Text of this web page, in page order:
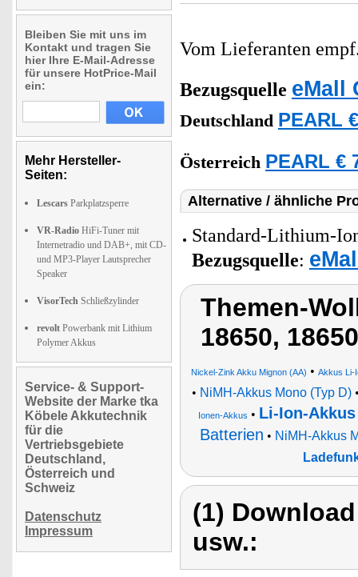
Bleiben Sie mit uns im
Kontakt und tragen Sie
hier Ihre E-Mail-Adresse
für unsere HotPrice-Mail
ein:
Mehr Hersteller-
Seiten:
Lescars Parkplatzsperre
VR-Radio HiFi-Tuner mit
Internetradio und DAB+, mit CD-
und MP3-Player Lautsprecher
Speaker
VisorTech Schließzylinder
revolt Powerbank mit Lithium
Polymer Akkus
Service- & Support-
Website der Marke tka
Köbele Akkutechnik
für die
Vertriebsgebiete
Deutschland,
Österreich und
Schweiz
Datenschutz
Impressum
Vom Lieferanten
Bezugsquelle eMall
Deutschland PEARL
Österreich PEARL €
Alternative / ähnliche
Standard-Lithium-
Bezugsquelle:
Themen-
18650,
Nickel-Zink Akku Mignon (AA) • Akkus Li-
• NiMH-Akkus Mono (Typ D)
Ionen-Akkus • Li-Ion-
Batterien • NiMH-Akkus
(1)
usw.: